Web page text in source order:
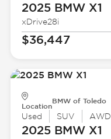
2025 BMWX1
xDrive28i
$36,447
Location
BMW of Toledo
Used SUV AWD
2025 BMWX1